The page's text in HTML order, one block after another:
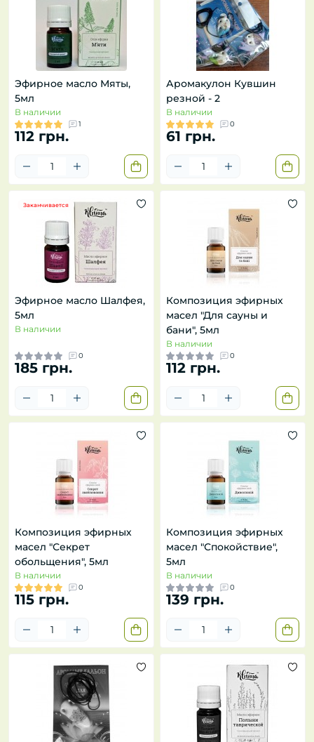
Эфирное масло Мяты,
5мл
В наличии
1
112 грн.
Аромакулон Кувшин
резной - 2
В наличии
0
61 грн.
Заканчивается
Эфирное масло Шалфея,
5мл
В наличии
0
185 грн.
Композиция эфирных
масел "Для сауны и
бани", 5мл
В наличии
0
112 грн.
Композиция эфирных
масел "Секрет
обольщения", 5мл
В наличии
0
115 грн.
Композиция эфирных
масел "Спокойствие",
5мл
В наличии
0
139 грн.